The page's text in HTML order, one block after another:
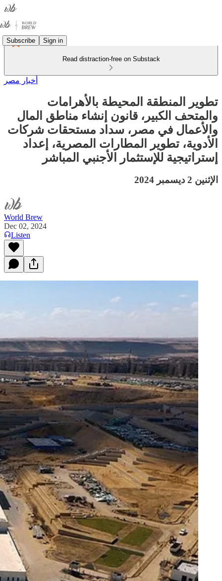
Subscribe Sign in
Read distraction-free on Substack
أخبار مصر
تطوير المنطقة المحيطة بالأهرامات
والمتحف الكبير، قانون إنشاء مناطق المال
والأعمال في مصر، سداد مستحقات شركات
الأدوية، تطوير المطارات المصرية، إعداد
إستراتيجية للإستثمار الأجنبي المباشر
الإثنين 2 ديسمبر 2024
World Brew
Dec 02, 2024
Listen